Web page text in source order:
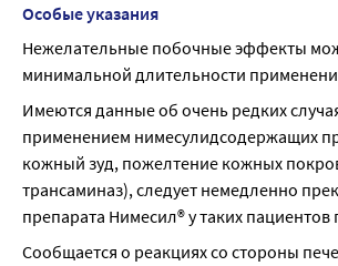
Особые указания
Нежелательные побочные эффекты
минимальной длительности
Имеются данные об очень редких
применением нимесулидсодержащих
кожный зуд, пожелтение кожных
трансаминаз), следует немедленно
препарата Нимесил® у таких
Сообщается о реакциях со стороны